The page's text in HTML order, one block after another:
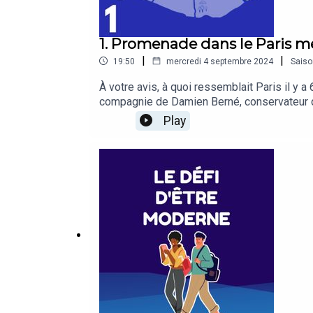
1. Promenade dans le Paris
19:50 | mercredi 4 septembre 2024 |
À votre avis, à quoi ressemblait Paris il y a
compagnie de Damien Berné,
Martin-des-Champs, le quartier des
Âge.Production et Réalisation :
https://shows.acast.com/on-se-retrouve-
Play